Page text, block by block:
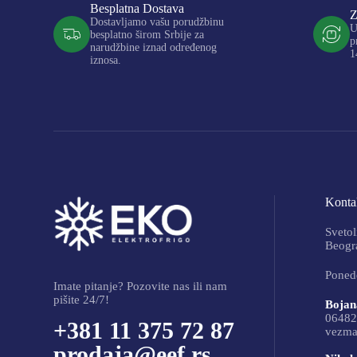
Besplatna Dostava
Dostavljamo vašu porudžbinu
besplatno širom Srbije za
narudžbine iznad određenog
iznosa.
Imate pitanje? Pozovite nas ili nam
pišite 24/7!
+381 11 375 72 87